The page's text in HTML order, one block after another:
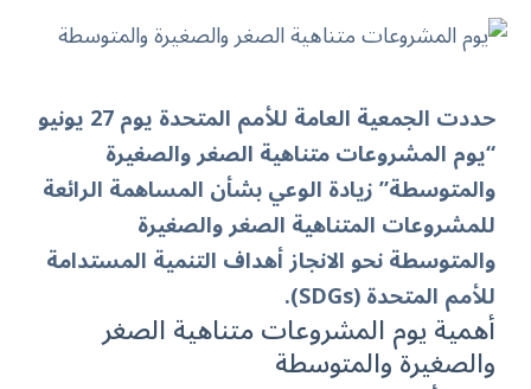
حددتالجمعية العامة للأمم المتحدة يوم 27 يونيو
“يوم المشروعات متناهية الصغر والصغيرة
والمتوسطة” زيادة الوعي بشأن المساهمة الرائعة
للمشروعات المتناهية الصغر والصغيرة
والمتوسطة نحو الانجاز أهداف التنمية المستدامة
للأمم المتحدة (SDGs).
أهمية يوم المشروعات متناهية الصغر
والصغيرة والمتوسطة